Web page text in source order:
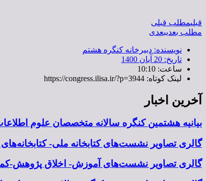
قبلیمطلب قبلی
مطلب بعدیبعدی
نویسنده: دبیرخانه کنگره هشتم
تاریخ: 20 آبان 1400
ساعت: 10:10
لینک کوتاه: https://congress.ilisa.ir/?p=3944
آخرین اخبار
بیانیه هشتمین کنگره سالانه متخصصان علوم
گالری تصاویر نشست‌های کتابخانه ملی-
گالری تصاویر نشست‌های آموزش- اخلاق پژوهش-